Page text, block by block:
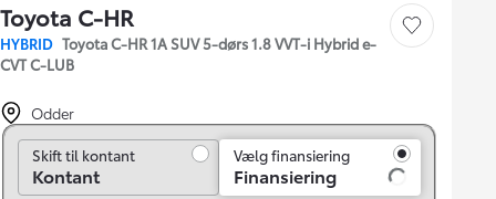
Toyota C-HR
HYBRID Toyota C-HR 1A SUV 5-dørs 1.8 VVT-i Hybrid e-
CVT C-LUB
Gem bil
Odder
Skift til kontant
Skift til kontant
Kontant
Vælg finansiering
Finansiering